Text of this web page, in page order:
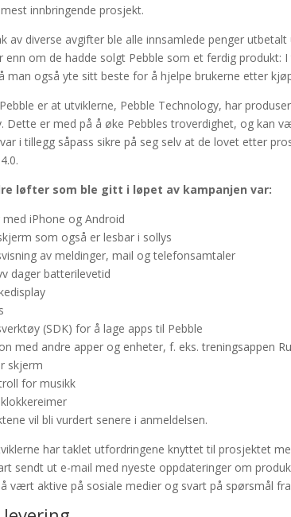
innbringende prosjekt.
av diverse avgifter ble alle innsamlede penger
enn om de hadde solgt Pebble som et ferdig
man også yte sitt beste for å hjelpe brukerne etter
er at utviklerne, Pebble Technology, har
Dette er med på å øke Pebbles troverdighet, og kan
i tillegg såpass sikre på seg selv at de lovet etter
løfter som ble gitt i løpet av kampanjen var:
med iPhone og Android
som også er lesbar i sollys
av meldinger, mail og telefonsamtaler
dager batterilevetid
(SDK) for å lage apps til Pebble
med andre apper og enheter, f. eks. treningsappen
skjerm
for musikk
vil bli vurdert senere i anmeldelsen.
har taklet utfordringene knyttet til prosjektet
sendt ut e-mail med nyeste oppdateringer om
vært aktive på sosiale medier og svart på spørsmål